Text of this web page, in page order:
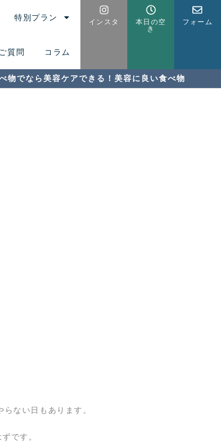
特別プラン
質問 コラム
インスタ
本日の空
き
フォーム
物でなら美容ケアできる！美容に良い食べ物
ない日もあります。
です。